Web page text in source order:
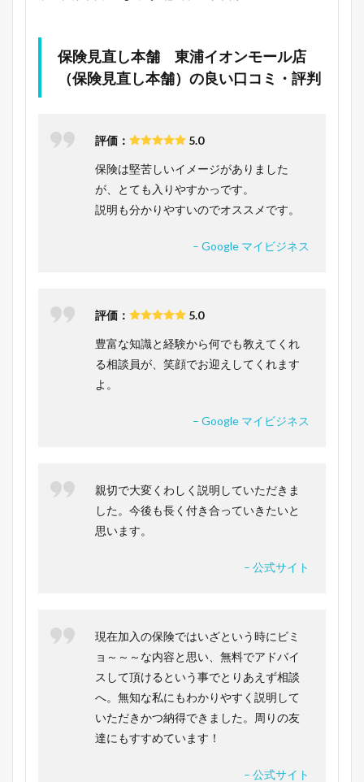
保険見直し本舗 東浦イオンモール店
（保険見直し本舗）の良い口コミ・評判
評価： 5.0
保険は堅苦しいイメージがありました
が、とても入りやすかっです。
説明も分かりやすいのでオススメです。
– Google マイビジネス
評価： 5.0
豊富な知識と経験から何でも教えてくれ
る相談員が、笑顔でお迎えしてくれます
よ。
– Google マイビジネス
親切で大変くわしく説明していただきま
した。今後も長く付き合っていきたいと
思います。
– 公式サイト
現在加入の保険ではいざという時にビミ
ョ～～～な内容と思い、無料でアドバイ
スして頂けるという事でとりあえず相談
へ。無知な私にもわかりやすく説明して
いただきかつ納得できました。周りの友
達にもすすめています！
– 公式サイト